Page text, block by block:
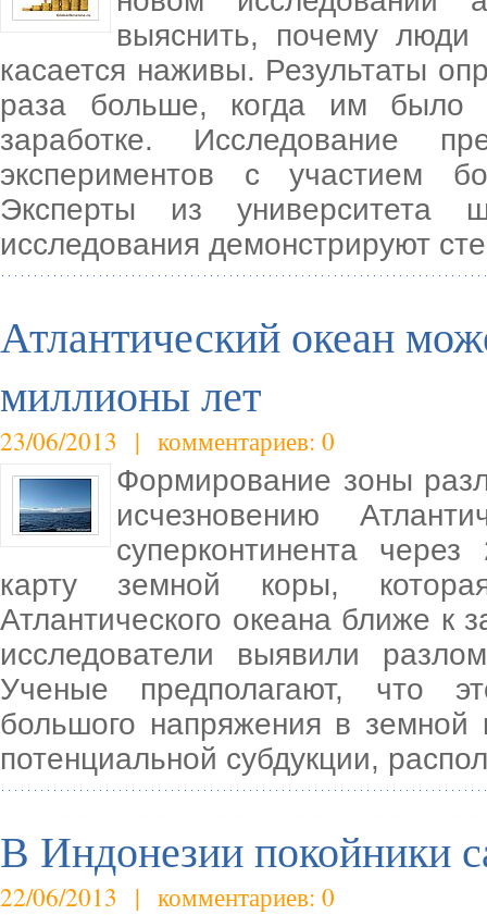
выяснить, почему люди
касается наживы. Результаты
раза больше, когда им было
заработке. Исследование
экспериментов с участием
Эксперты из
исследования демонстрируют
Атлантический океан
миллионы лет
23/06/2013 | комментариев: 0
Формирование зоны
исчезновению
суперконтинента
карту земной коры,
Атлантического океана ближе к
исследователи выявили
Ученые предполагают, что
большого напряжения в земной
потенциальной субдукции,
В Индонезии покойники
22/06/2013 | комментариев: 0